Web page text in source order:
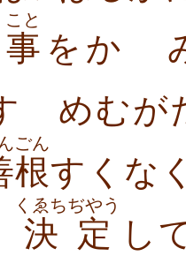
事
こと
をかゞ
ゝめむ
根
ごん
すくな
決定
くゑちぢやう
し